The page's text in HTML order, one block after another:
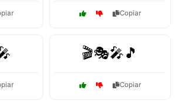
Copiar
🎬🎭🎤🎵
Copiar